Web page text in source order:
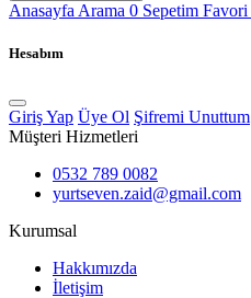
Anasayfa Arama 0 Sepetim Favori
Hesabım
Giriş Yap Üye Ol Şifremi Unuttum
Müşteri Hizmetleri
0532 789 0082
yurtseven.zaid@gmail.com
Kurumsal
Hakkımızda
İletişim